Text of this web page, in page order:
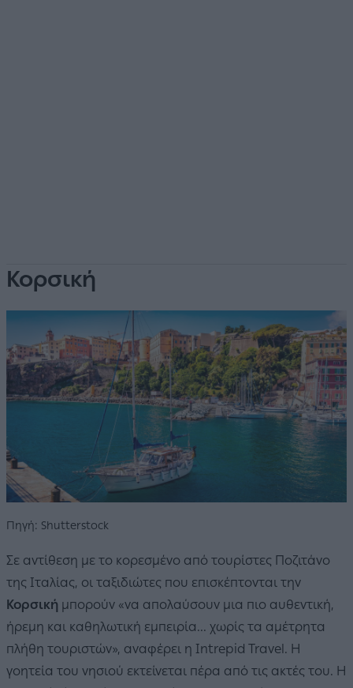
Κορσική
Πηγή: Shutterstock
Σε αντίθεση με το κορεσμένο από τουρίστες Ποζιτάνο
της Ιταλίας, οι ταξιδιώτες που επισκέπτονται την
Κορσική μπορούν «να απολαύσουν μια πιο αυθεντική,
ήρεμη και καθηλωτική εμπειρία... χωρίς τα αμέτρητα
πλήθη τουριστών», αναφέρει η Intrepid Travel. Η
γοητεία του νησιού εκτείνεται πέρα από τις ακτές του. Η